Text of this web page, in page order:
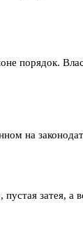
порядок.
на
затея,